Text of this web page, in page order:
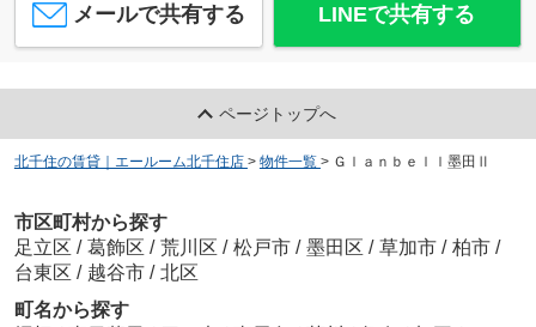
メールで共有する LINEで共有する
ページトップへ
北千住の賃貸｜エールーム北千住店 > 物件一覧 > Ｇｌａｎｂｅｌｌ墨田Ⅱ
市区町村から探す
足立区 / 葛飾区 / 荒川区 / 松戸市 / 墨田区 / 草加市 / 柏市 /
台東区 / 越谷市 / 北区
町名から探す